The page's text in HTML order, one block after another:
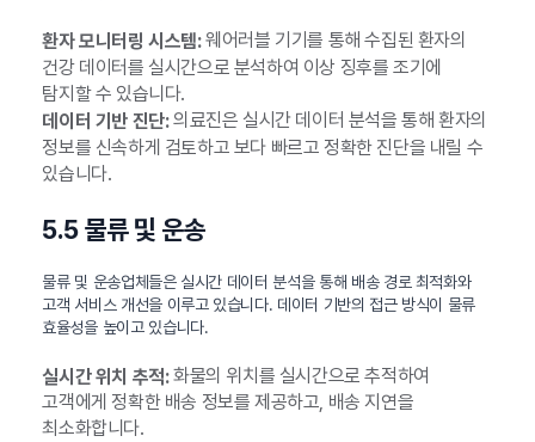
환자 모니터링 시스템:웨어러블 기기를 통해 수집된 환자의
건강 데이터를 실시간으로 분석하여 이상 징후를 조기에
탐지할 수 있습니다.
데이터 기반 진단:의료진은 실시간 데이터 분석을 통해 환자의
정보를 신속하게 검토하고 보다 빠르고 정확한 진단을 내릴 수
있습니다.
5.5 물류 및 운송
물류 및 운송업체들은 실시간 데이터 분석을 통해 배송 경로 최적화와
고객 서비스 개선을 이루고 있습니다. 데이터 기반의 접근 방식이 물류
효율성을 높이고 있습니다.
실시간 위치 추적:화물의 위치를 실시간으로 추적하여
고객에게 정확한 배송 정보를 제공하고, 배송 지연을
최소화합니다.